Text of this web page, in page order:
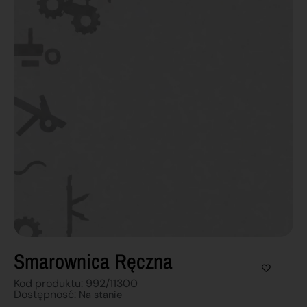
Smarownica Ręczna
Kod produktu: 992/11300
Dostępnosć: Na stanie